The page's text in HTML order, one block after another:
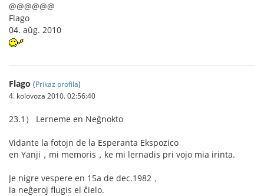
@@@@@@
Flago
04. aŭg. 2010
Flago (Prikaz profila)
4. kolovoza 2010. 02:56:40
23.1） Lerneme en Neĝnokto
Vidante la fotojn de la Esperanta Ekspozico
en Yanji，mi memoris，ke mi lernadis pri vojo mia irinta.
Je nigre vespere en 15a de dec.1982，
la neĝeroj flugis el ĉielo.